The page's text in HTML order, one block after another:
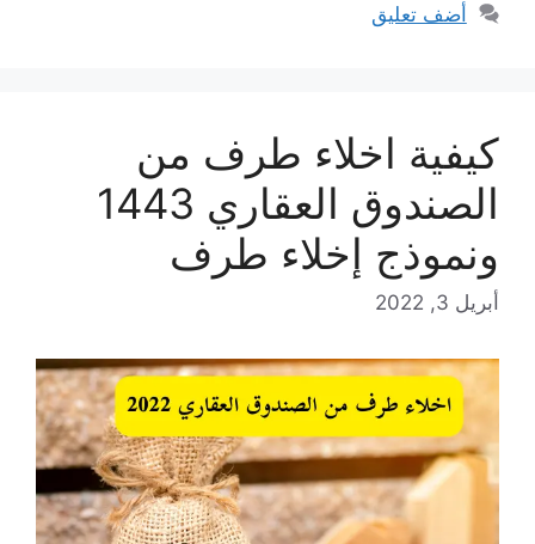
أضف تعليق
كيفية اخلاء طرف من
الصندوق العقاري 1443
ونموذج إخلاء طرف
أبريل 3, 2022